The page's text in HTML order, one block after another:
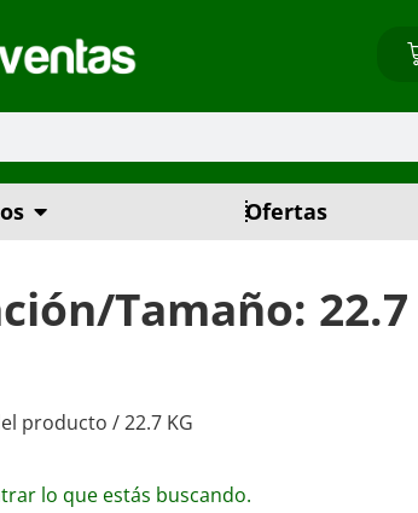
Ofertas
Tamaño: 22.7
producto / 22.7 KG
lo que estás buscando.